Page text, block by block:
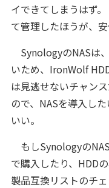
イできてしまうはず
て管理したほうが、
SynologyのNASは
いため、IronWolf
は見逃せないチャン
ので、NASを導入し
いい。
もしSynologyの
で購入したり、HDD
製品互換リストのチ